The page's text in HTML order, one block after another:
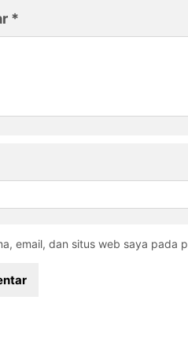
*
email, dan situs web saya pada